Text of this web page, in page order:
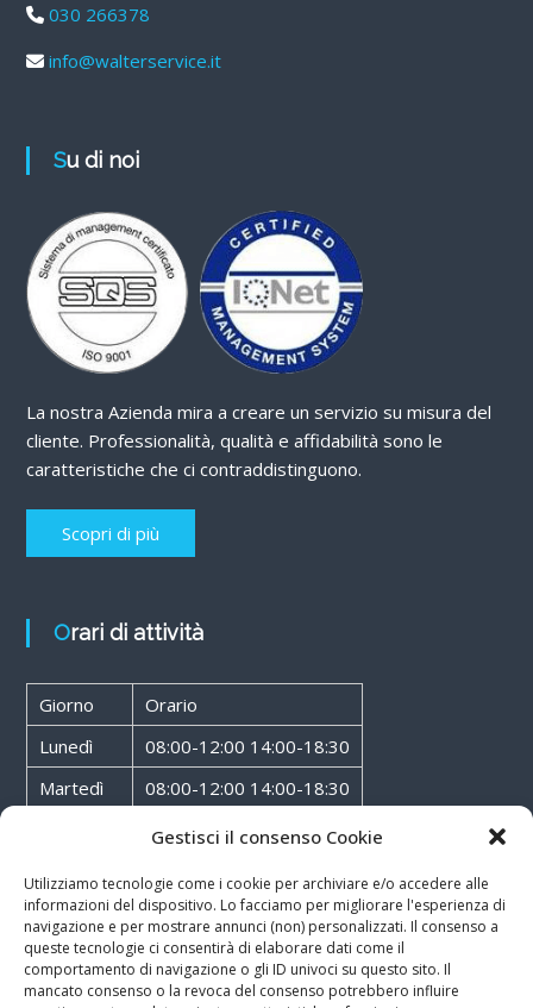
Gestisci il consenso Cookie
Utilizziamo tecnologie come i cookie per archiviare e/o accedere alle
informazioni del dispositivo. Lo facciamo per migliorare l'esperienza di
navigazione e per mostrare annunci (non) personalizzati. Il consenso a
queste tecnologie ci consentirà di elaborare dati come il
comportamento di navigazione o gli ID univoci su questo sito. Il
mancato consenso o la revoca del consenso potrebbero influire
030 266378
info@walterservice.it
Su di noi
La nostra Azienda mira a creare un servizio su misura del
cliente. Professionalità, qualità e affidabilità sono le
caratteristiche che ci contraddistinguono.
Scopri di più
Orari di attività
Giorno
Orario
Lunedì
08:00-12:00 14:00-18:30
Martedì
08:00-12:00 14:00-18:30
08:00-12:00 14:00-18:30
Giovedì
08:00-12:00 14:00-18:30
Venerdì
08:00-12:00 14:00-18:30
Sabato
08:00-12:00